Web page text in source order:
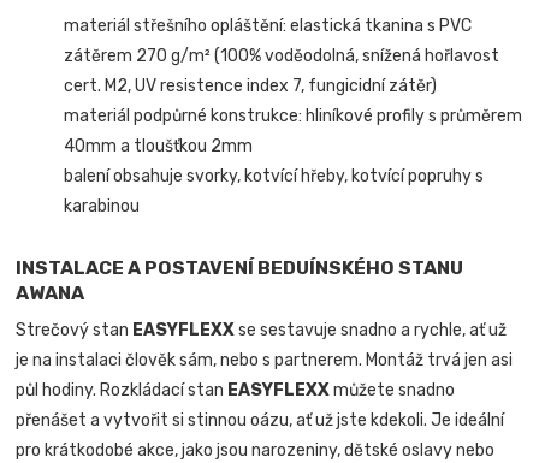
materiál střešního opláštění: elastická tkanina s PVC
zátěrem 270 g/m² (100% voděodolná, snížená hořlavost
cert. M2, UV resistence index 7, fungicidní zátěr)
materiál podpůrné konstrukce: hliníkové profily s průměrem
40mm a tloušťkou 2mm
balení obsahuje svorky, kotvící hřeby, kotvící popruhy s
karabinou
INSTALACE A POSTAVENÍ BEDUÍNSKÉHO STANU
AWANA
Strečový stan EASYFLEXXse sestavuje snadno a rychle, ať už
je na instalaci člověk sám, nebo s partnerem. Montáž trvá jen asi
půl hodiny. Rozkládací stan EASYFLEXXmůžete snadno
přenášet a vytvořit si stinnou oázu, ať už jste kdekoli. Je ideální
pro krátkodobé akce, jako jsou narozeniny, dětské oslavy nebo